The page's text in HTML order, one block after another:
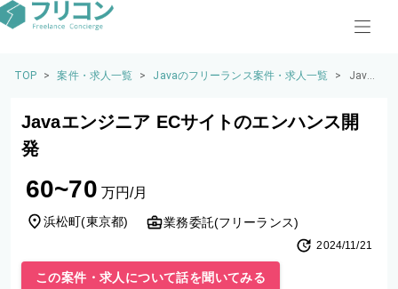
TOP > 案件・求人一覧 > Javaのフリーランス案件・求人一覧 >
Java
ア EC
Javaエンジニア ECサイトのエンハンス開
発
60~70 万円/月
浜松町(東京都) 業務委託(フリーランス)
2024/11/21
この案件・求人について話を聞いてみる